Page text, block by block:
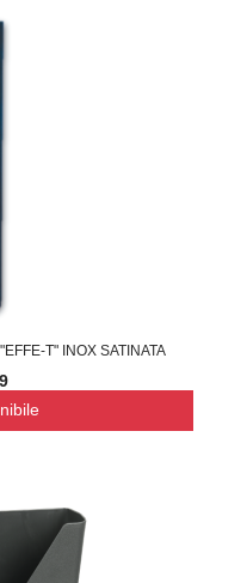
T" INOX SATINATA